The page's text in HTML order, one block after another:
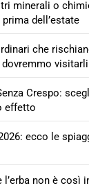
minerali o
dell’estate
che
Crespo:
effetto
ecco le
l’erba non è così